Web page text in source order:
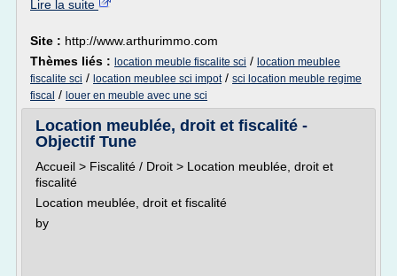
Lire la suite
Site : http://www.arthurimmo.com
Thèmes liés : location meuble fiscalite sci / location meublee
fiscalite sci / location meublee sci impot/ sci location meuble regime
fiscal / louer en meuble avec une sci
Location meublée, droit et fiscalité -
Objectif Tune
Accueil > Fiscalité / Droit > Location meublée, droit et
fiscalité
Location meublée, droit et fiscalité
by